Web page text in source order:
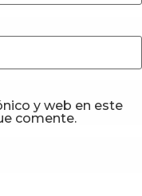
y web en este
comente.